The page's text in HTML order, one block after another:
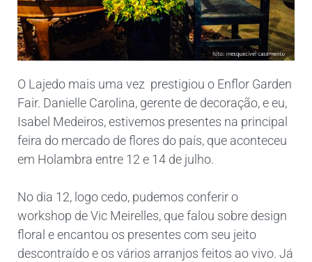
O Lajedo mais uma vez prestigiou o Enflor Garden
Fair. Danielle Carolina, gerente de decoração, e eu,
Isabel Medeiros, estivemos presentes na principal
feira do mercado de flores do país, que aconteceu
em Holambra entre 12 e 14 de julho.
No dia 12, logo cedo, pudemos conferir o
workshop de Vic Meirelles, que falou sobre design
floral e encantou os presentes com seu jeito
descontraído e os vários arranjos feitos ao vivo. Já